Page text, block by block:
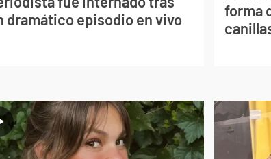
dramático episodio en vivo
forma